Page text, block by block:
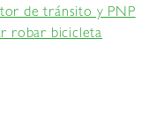
de tránsito y PNP
robar bicicleta